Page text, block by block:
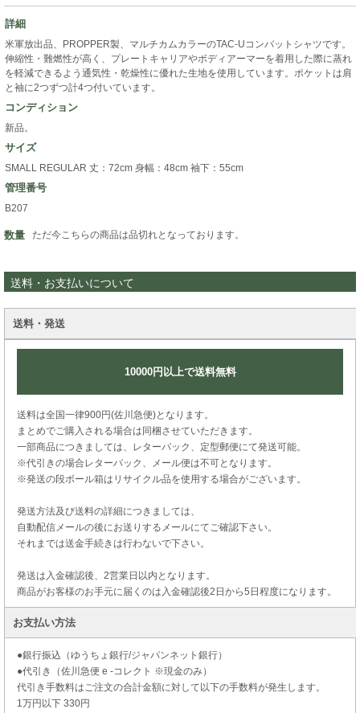
詳細
米軍放出品、PROPPER製、マルチカムカラーのTAC-Uコンバットシャツです。
伸縮性・難燃性が高く、プレートキャリアやボディアーマーを着用した際に蒸れ
を軽減できるよう通気性・乾燥性に優れた生地を使用しています。ポケットは肩
と袖に2つずつ計4つ付いています。
コンディション
新品。
サイズ
SMALL REGULAR 丈：72cm 身幅：48cm 袖下：55cm
管理番号
B207
数量 ただ今こちらの商品は品切れとなっております。
送料・お支払いについて
送料・発送
10000円以上で送料無料
送料は全国一律900円(佐川急便)となります。
まとめでご購入される場合は同梱させていただきます。
一部商品につきましては、レターパック、定型郵便にて発送可能。
※代引きの場合レターパック、メール便は不可となります。
※発送の段ボール箱はリサイクル品を使用する場合がございます。
発送方法及び送料の詳細につきましては、
自動配信メールの後にお送りするメールにてご確認下さい。
それまでは送金手続きは行わないで下さい。
発送は入金確認後、2営業日以内となります。
商品がお客様のお手元に届くのは入金確認後2日から5日程度になります。
お支払い方法
●銀行振込（ゆうちょ銀行/ジャパンネット銀行）
●代引き（佐川急便 e -コレクト ※現金のみ）
代引き手数料はご注文の合計金額に対して以下の手数料が発生します。
1万円以下 330円